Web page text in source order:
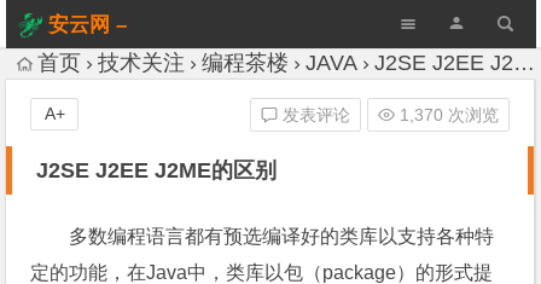
安云网 –
AnYun.ORG
首页 技术关注 编程茶楼 JAVA J2SE J2EE J2ME的区别
J2SE J2EE J2ME的区别
发表评论 1,370 次浏览
A+
多数编程语言都有预选编译好的类库以支持各种特
定的功能，在Java中，类库以包（package）的形式提